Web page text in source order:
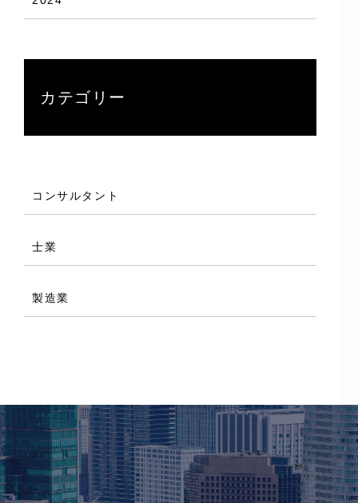
カテゴリー
コンサルタント
士業
製造業